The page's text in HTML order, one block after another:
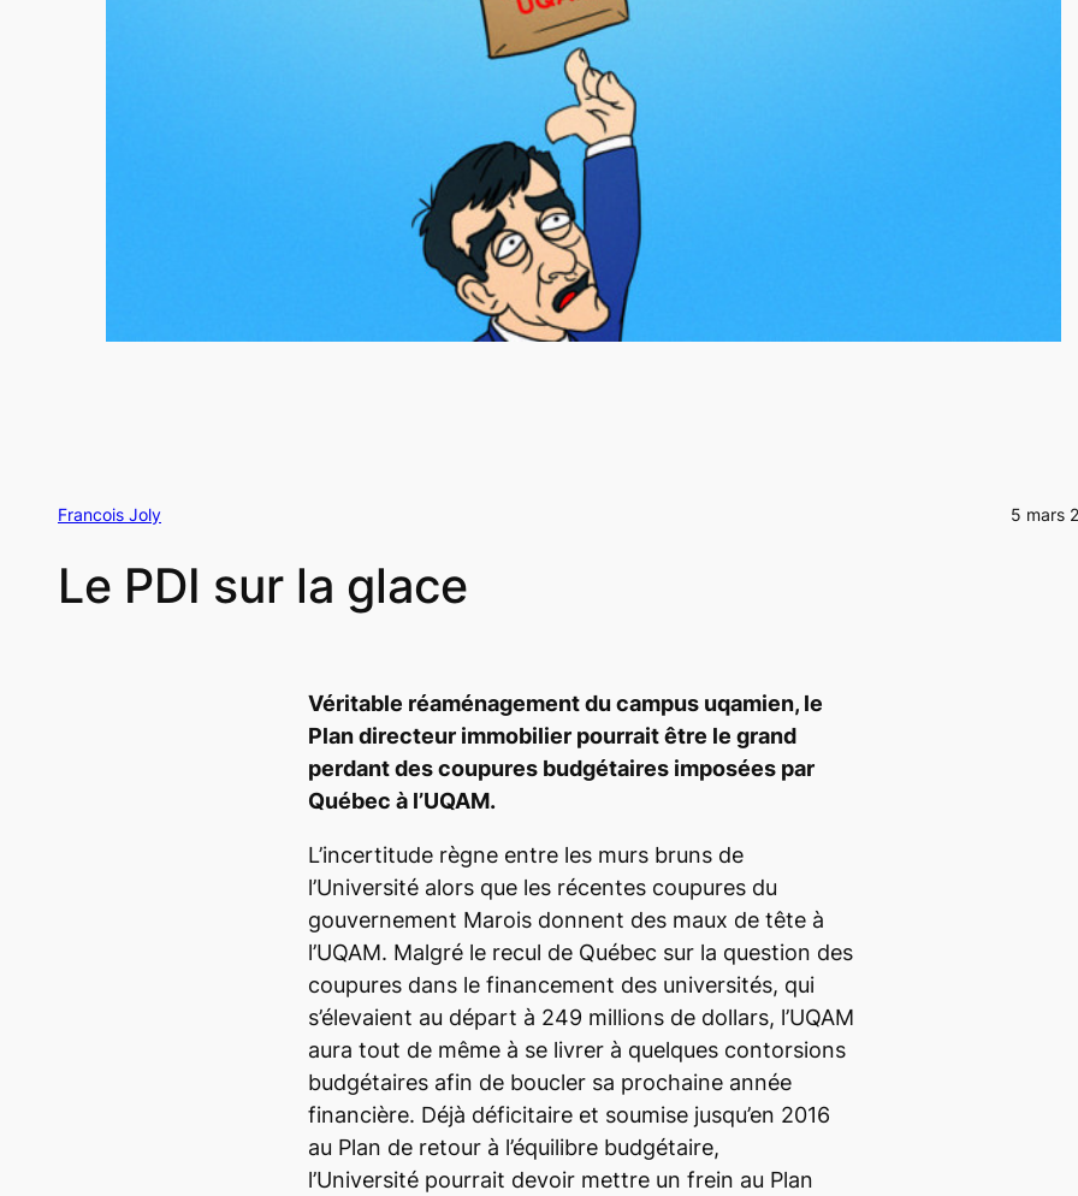
Francois Joly 5 mars
Le PDI sur la glace
Véritable réaménagement du campus uqamien, le
Plan directeur immobilier pourrait être le grand
perdant des coupures budgétaires imposées par
Québec à l’UQAM.
L’incertitude règne entre les murs bruns de
l’Université alors que les récentes coupures du
gouvernement Marois donnent des maux de tête à
l’UQAM. Malgré le recul de Québec sur la question des
coupures dans le financement des universités, qui
s’élevaient au départ à 249 millions de dollars, l’UQAM
aura tout de même à se livrer à quelques contorsions
budgétaires afin de boucler sa prochaine année
financière. Déjà déficitaire et soumise jusqu’en 2016
au Plan de retour à l’équilibre budgétaire,
l’Université pourrait devoir mettre un frein au Plan